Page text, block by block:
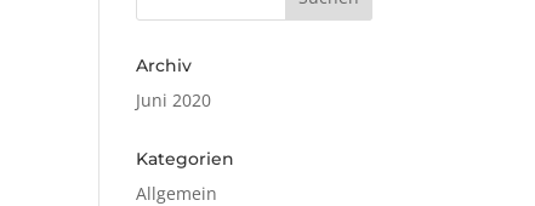
Archiv
Juni 2020
Kategorien
Allgemein